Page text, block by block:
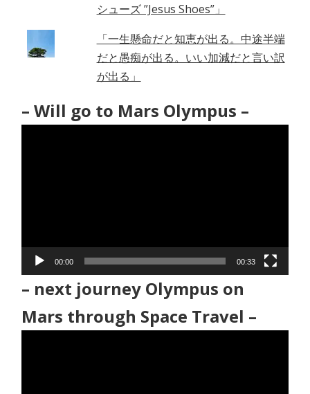
シューズ ”Jesus Shoes”」
「一生懸命だと知恵が出る。中途半端
だと愚痴が出る。いい加減だと言い訳
が出る」
– Will go to Mars Olympus –
ー
00:00 00:33
– next journey Olympus on
Mars through Space Travel –